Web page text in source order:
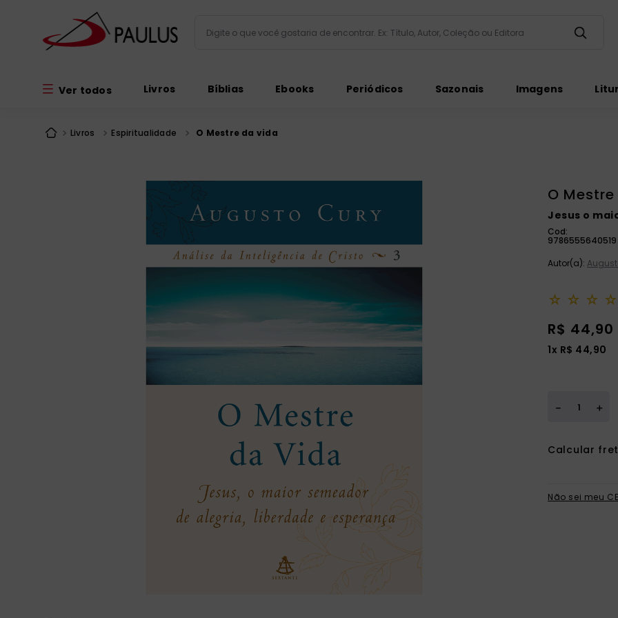
Ver todos Livros Bíblias Ebooks Periódicos Sazonais Imagens
Livros Espiritualidade O Mestre da vida
O
Jesus o
Cod:
9786555640519
Autor(a):
☆ ☆ ☆ ☆
R$ 44,90
1x R$ 44,90
＋
－
Não sei meu
6 bíblia jerusalém
7º biblia pastoral
8º patristica
catequese
liturgia horas